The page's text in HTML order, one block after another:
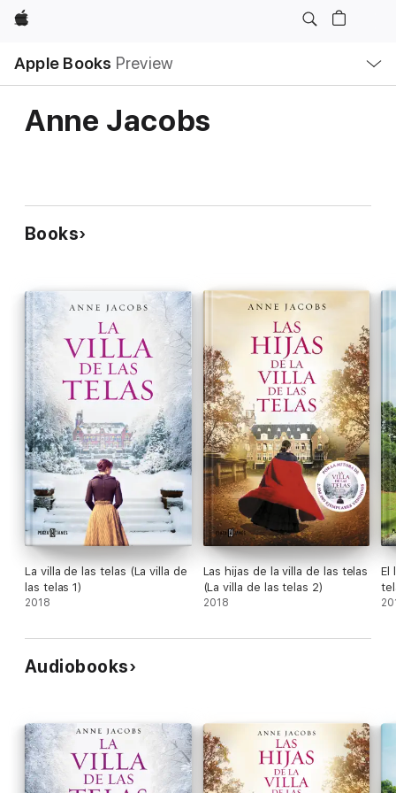
Apple
Apple Books Preview
Nav
Open
Menu
Anne Jacobs
Books
La villa de las telas (La villa de
las telas 1)
2018
Las hijas de la villa de las telas
(La villa de las telas 2)
2018
El
Audiobooks